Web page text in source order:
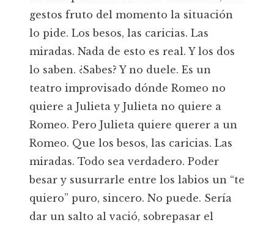
gestos fruto del momento la situación
lo pide. Los besos, las caricias. Las
miradas. Nada de esto es real. Y los dos
lo saben. ¿Sabes? Y no duele. Es un
teatro improvisado dónde Romeo no
quiere a Julieta y Julieta no quiere a
Romeo. Pero Julieta quiere querer a un
Romeo. Que los besos, las caricias. Las
miradas. Todo sea verdadero. Poder
besar y susurrarle entre los labios un “te
quiero” puro, sincero. No puede. Sería
dar un salto al vació, sobrepasar el